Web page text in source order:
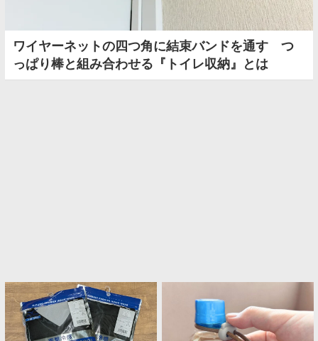
ワイヤーネットの四つ角に結束バンドを通す つ
っぱり棒と組み合わせる『トイレ収納』とは